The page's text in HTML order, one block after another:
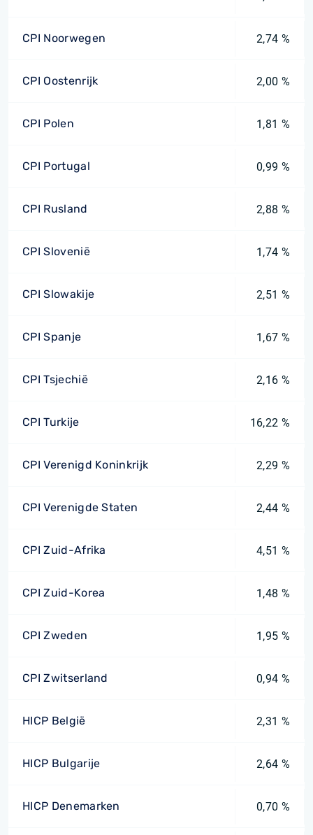
CPI Noorwegen 2,74 %
CPI Oostenrijk 2,00 %
CPI Polen 1,81 %
CPI Portugal 0,99 %
CPI Rusland 2,88 %
CPI Slovenië 1,74 %
CPI Slowakije 2,51 %
CPI Spanje 1,67 %
CPI Tsjechië 2,16 %
CPI Turkije 16,22 %
CPI Verenigd Koninkrijk 2,29 %
CPI Verenigde Staten 2,44 %
CPI Zuid-Afrika 4,51 %
CPI Zuid-Korea 1,48 %
CPI Zweden 1,95 %
CPI Zwitserland 0,94 %
HICP België 2,31 %
HICP Bulgarije 2,64 %
HICP Denemarken 0,70 %